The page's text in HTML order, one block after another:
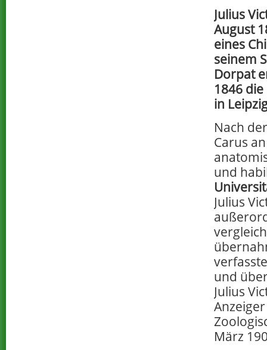
Julius
August
eines
seinem
Dorpat
1846
in
Nach
Carus
und
Julius
und
Julius
März